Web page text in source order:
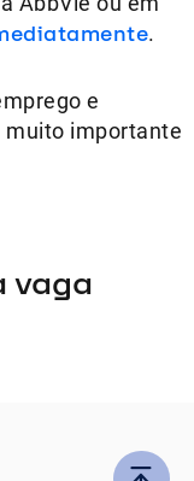
.
e
muito importante
vaga